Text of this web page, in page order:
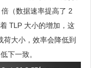
（数据速率提高了 2
TLP 大小的增加，这
大小，效率会降低到
下一致。